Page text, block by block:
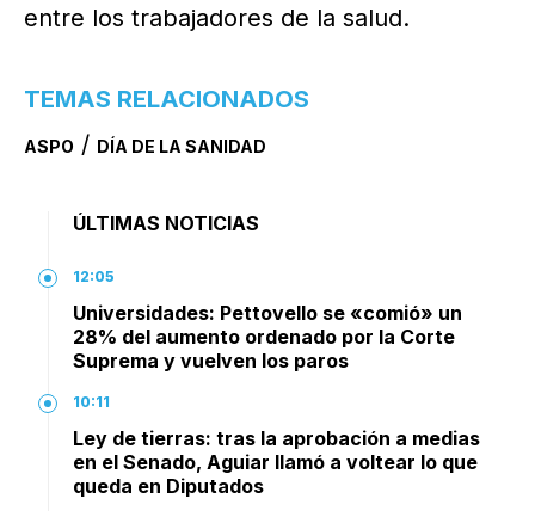
entre los trabajadores de la salud.
TEMAS RELACIONADOS
ASPO / DÍA DE LA SANIDAD
ÚLTIMAS NOTICIAS
12:05
Universidades: Pettovello se «comió» un
28% del aumento ordenado por la Corte
Suprema y vuelven los paros
10:11
Ley de tierras: tras la aprobación a medias
en el Senado, Aguiar llamó a voltear lo que
queda en Diputados